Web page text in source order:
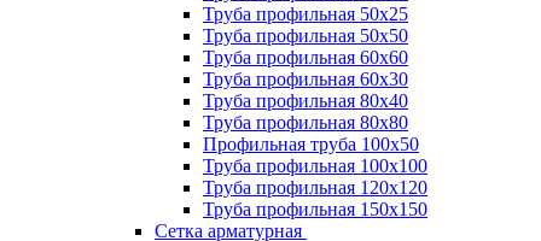
Труба профильная 50х25
Труба профильная 50х50
Труба профильная 60x60
Труба профильная 60х30
Труба профильная 80х40
Труба профильная 80х80
Профильная труба 100х50
Труба профильная 100х100
Труба профильная 120х120
Труба профильная 150х150
Сетка арматурная